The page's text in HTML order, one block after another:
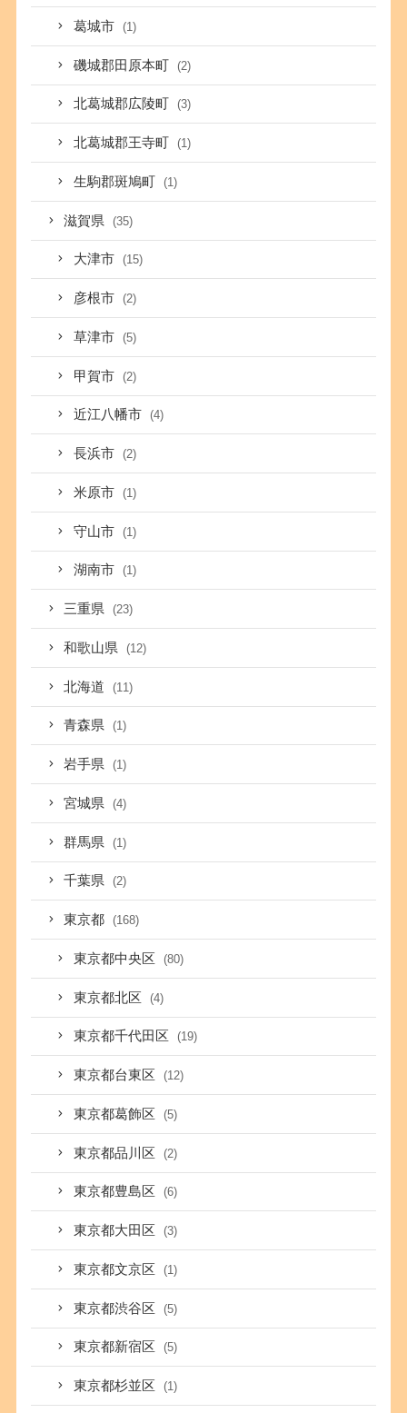
葛城市 (1)
磯城郡田原本町 (2)
北葛城郡広陵町 (3)
北葛城郡王寺町 (1)
生駒郡斑鳩町 (1)
滋賀県 (35)
大津市 (15)
彦根市 (2)
草津市 (5)
甲賀市 (2)
近江八幡市 (4)
長浜市 (2)
米原市 (1)
守山市 (1)
湖南市 (1)
三重県 (23)
和歌山県 (12)
北海道 (11)
青森県 (1)
岩手県 (1)
宮城県 (4)
群馬県 (1)
千葉県 (2)
東京都 (168)
東京都中央区 (80)
東京都北区 (4)
東京都千代田区 (19)
東京都台東区 (12)
東京都葛飾区 (5)
東京都品川区 (2)
東京都豊島区 (6)
東京都大田区 (3)
東京都文京区 (1)
東京都渋谷区 (5)
東京都新宿区 (5)
東京都杉並区 (1)